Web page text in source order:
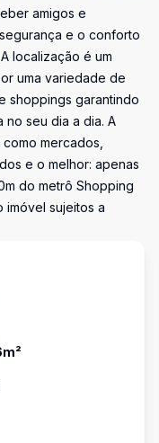
amigos e
e o conforto
localização é um
uma variedade de
shoppings garantindo
seu dia a dia. A
mercados,
e o melhor: apenas
do metrô Shopping
imóvel sujeitos a
m²